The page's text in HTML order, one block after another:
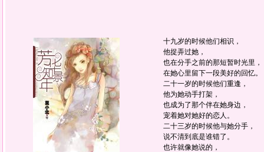
十九岁的时候他们相识，
他捉弄过她，
也在分手之前的那短暂时光里，
在她心里留下一段美好的回忆。
二十一岁的时候他们重逢，
他为她动手打架，
也成为了那个伴在她身边，
宠着她对她好的恋人。
二十三岁的时候他与她分手，
说不清到底是谁错了。
也许就像她说的，